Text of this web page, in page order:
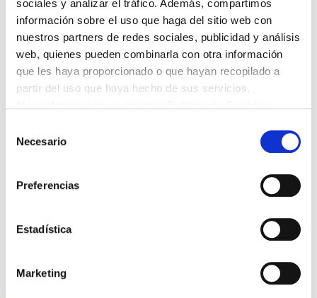
sociales y analizar el tráfico. Además, compartimos
información sobre el uso que haga del sitio web con
nuestros partners de redes sociales, publicidad y análisis
web, quienes pueden combinarla con otra información
que les haya proporcionado o que hayan recopilado a
partir del uso que haya hecho de sus servicios.
Necesario
Preferencias
Estadística
Marketing
maravillosas nueces del Pirineo. Os comunicamos de que
vamos a comenzar la recogida en breves, con que muy
pronto podréis disfrutarlas.
Si tenéis alguna duda sobre algo no dudéis en comunicaros